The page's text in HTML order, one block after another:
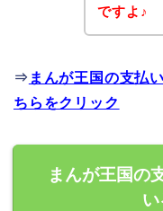
ですよ♪
⇒ まんが王国の支払
ちらをクリック
まんが王国の